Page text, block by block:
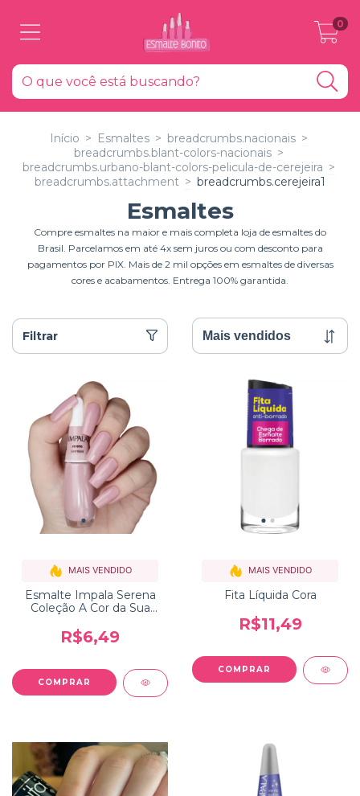
0
Início > Esmaltes > breadcrumbs.nacionais >
breadcrumbs.blant-colors-nacionais >
breadcrumbs.urbano-blant-colors-pelicula-de-cerejeira >
breadcrumbs.attachment > breadcrumbs.cerejeira1
Esmaltes
Compre esmaltes na maior e mais completa loja de esmaltes do
Brasil. Parcelamos em até 4x sem juros ou com desconto para
pagamentos por PIX. Mais de 2 mil opções em esmaltes de diversas
cores e acabamentos. Entrega 100% garantida.
Filtrar
MAIS VENDIDO
Esmalte Impala Serena
Coleção A Cor da Sua
R$6,49
MAIS VENDIDO
Fita Líquida Cora
R$11,49